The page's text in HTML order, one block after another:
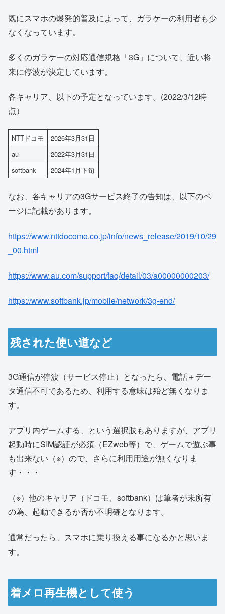
既にスマホの爆発的普及によって、ガラケーの利用者も少
なくなっています。
多くのガラケーの対応通信規格「3G」について、近い将
来に停波が決定しています。
各キャリア、以下の予定となっています。(2022/3/12時
点）
NTTドコモ
2026年3月31日
au
2022年3月31日
softbank
2024年1月下旬
なお、各キャリアの3Gサービス終了の告知は、以下のペ
ージに記載があります。
https://www.nttdocomo.co.jp/info/news_release/2019/10/29
_00.html
https://www.au.com/support/faq/detail/03/a00000000203/
https://www.softbank.jp/mobile/network/3g-end/
残された使い道など
3G通信が停波（サービス停止）となったら、電話＋デー
タ通信不可であるため、利用する意味は殆ど無くなりま
す。
アプリ内ゲームする、という選択肢もありますが、アプリ
起動時にSIM認証が必須（EZweb等）で、ゲームで遊ぶ事
も出来ない（※）ので、さらに利用用途が無くなりま
す・・・
（※）他のキャリア（ドコモ、softbank）は筆者が未所有
の為、起動できるか否か不明確となります。
通常だったら、スマホに乗り換える事になるかと思いま
す。
着メロ再生機として使う